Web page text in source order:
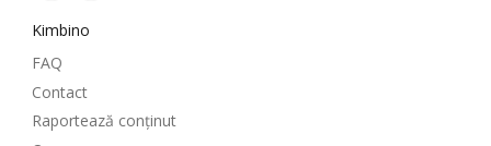
Kimbino
FAQ
Contact
Raportează conținut